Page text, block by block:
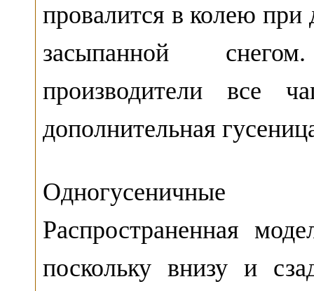
провалится в колею при
засыпанной
производители все
дополнительная
Распространенная
поскольку внизу и